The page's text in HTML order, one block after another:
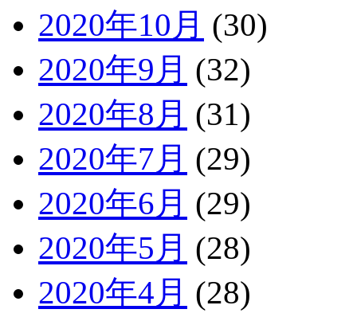
2020年10月 (30)
2020年9月 (32)
2020年8月 (31)
2020年7月 (29)
2020年6月 (29)
2020年5月 (28)
2020年4月 (28)